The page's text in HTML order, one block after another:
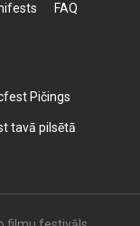
FAQ
Pičings
tavā pilsētā